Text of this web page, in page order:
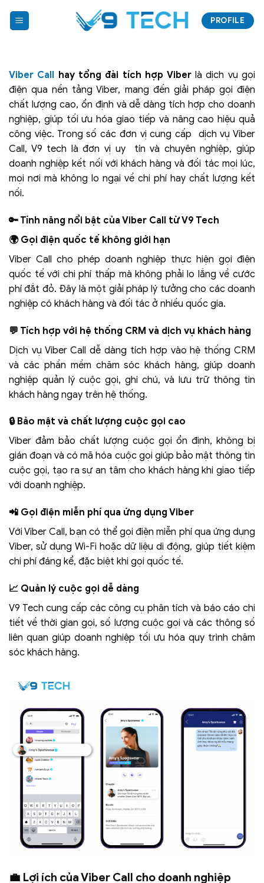
qua
PROFILE
Viber Call hay tổng đài tích hợp Viberlà dịch vụ gọi
điện qua nền tảng Viber, mang đến giải pháp gọi điện
chất lượng cao, ổn định và dễ dàng tích hợp cho doanh
nghiệp, giúp tối ưu hóa giao tiếp và nâng cao hiệu quả
công việc. Trong số các đơn vị cung cấp dịch vụ Viber
Call, V9 tech là đơn vị uy tín và chuyên nghiệp, giúp
doanh nghiệp kết nối với khách hàng và đối tác mọi lúc,
mọi nơi mà không lo ngại về chi phí hay chất lượng kết
nối.
🔑 Tính năng nổi bật của Viber Call từ V9 Tech
🌍 Gọi điện quốc tế không giới hạn
Viber Call cho phép doanh nghiệp thực hiện gọi điện
quốc tế với chi phí thấp mà không phải lo lắng về cước
phí đắt đỏ. Đây là một giải pháp lý tưởng cho các doanh
nghiệp có khách hàng và đối tác ở nhiều quốc gia.
💬 Tích hợp với hệ thống CRM và dịch vụ khách hàng
Dịch vụ Viber Call dễ dàng tích hợp vào hệ thống CRM
và các phần mềm chăm sóc khách hàng, giúp doanh
nghiệp quản lý cuộc gọi, ghi chú, và lưu trữ thông tin
khách hàng ngay trên hệ thống.
🔒 Bảo mật và chất lượng cuộc gọi cao
Viber đảm bảo chất lượng cuộc gọi ổn định, không bị
gián đoạn và có mã hóa cuộc gọi giúp bảo mật thông tin
cuộc gọi, tạo ra sự an tâm cho khách hàng khi giao tiếp
với doanh nghiệp.
📲 Gọi điện miễn phí qua ứng dụng Viber
Với Viber Call, bạn có thể gọi điện miễn phí qua ứng dụng
Viber, sử dụng Wi-Fi hoặc dữ liệu di động, giúp tiết kiệm
chi phí đáng kể, đặc biệt khi gọi quốc tế.
📈 Quản lý cuộc gọi dễ dàng
V9 Tech cung cấp các công cụ phân tích và báo cáo chi
tiết về thời gian gọi, số lượng cuộc gọi và các thông số
liên quan giúp doanh nghiệp tối ưu hóa quy trình chăm
sóc khách hàng.
💼 Lợi ích của Viber Call cho doanh nghiệp